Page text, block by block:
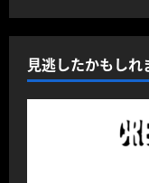
見逃したかもしれ